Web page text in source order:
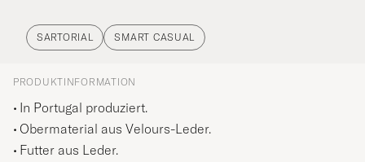
SARTORIAL SMART CASUAL
PRODUKTINFORMATION
In Portugal produziert.
Obermaterial aus Velours-Leder.
Futter aus Leder.